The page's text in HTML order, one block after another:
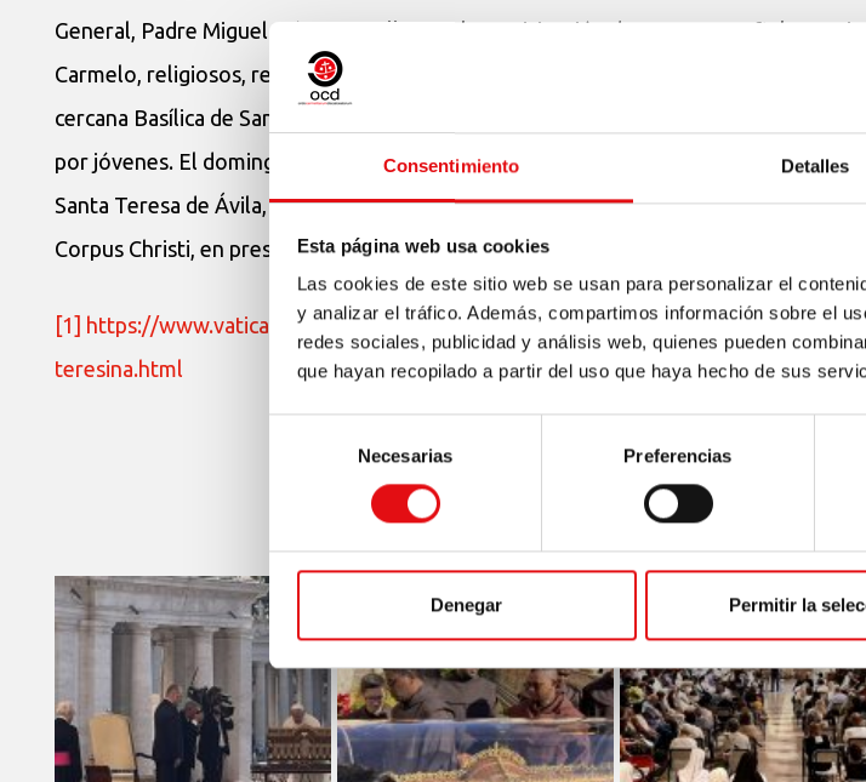
Consentimiento Detalles
Esta página web usa cookies
Las cookies de este sitio web se usan para personalizar el
y analizar el tráfico. Además, compartimos información sobre el
redes sociales, publicidad y análisis web, quienes pueden
que hayan recopilado a partir del uso que haya hecho de sus
consentimiento
Necesarias Preferencias
Denegar Permitir la
General, Padre Miguel Márquez Calle, con la participación de numerosos fieles y
Carmelo, religiosos, religiosas y seglares. Al final de la celebración, las reliquias
cercana Basílica de San Pancracio, de los Carmelitas Descalzos de Italia Central, para
por jóvenes. El domingo 11, a partir de las 8:30 horas, las reliquias estuvieron
Santa Teresa de Ávila, en la Vía del Corso de Italia. A las 10:30 horas, el Padre
Corpus Christi, en presencia de las reliquias. Por la tarde, las reliquias continuaron
[1] https://www.vaticannews.va/it/papa/news/2023-06/papa-francesco-udienza-
teresina.html